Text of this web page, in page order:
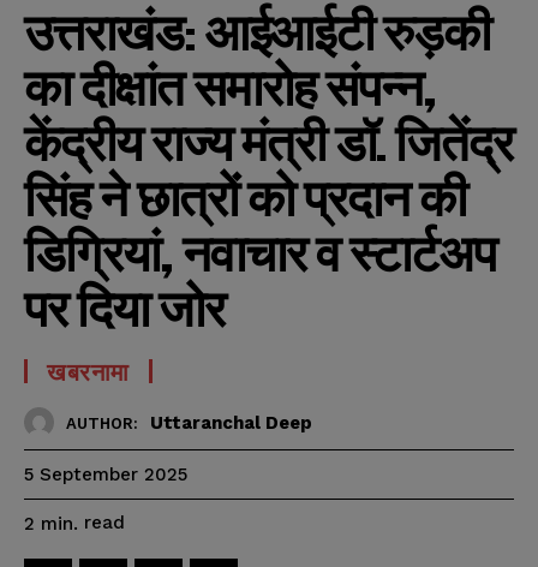
उत्तराखंड: आईआईटी रुड़की
का दीक्षांत समारोह संपन्न,
केंद्रीय राज्य मंत्री डॉ. जितेंद्र
सिंह ने छात्रों को प्रदान की
डिग्रियां, नवाचार व स्टार्टअप
पर दिया जोर
खबरनामा
AUTHOR: Uttaranchal Deep
5 September 2025
2 min. read